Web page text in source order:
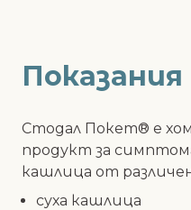
Показания
Стодал Покет® e
продукт за
кашлица от
суха кашлица